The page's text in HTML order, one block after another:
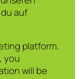
auf
platform.
you
will be